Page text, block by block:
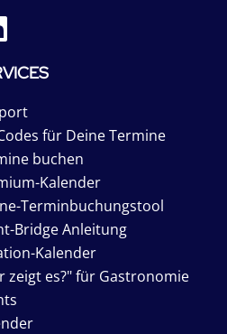
für Deine Termine
buchen
Kalender
Terminbuchungstool
Bridge Anleitung
Kalender
zeigt es?" für Gastronomie